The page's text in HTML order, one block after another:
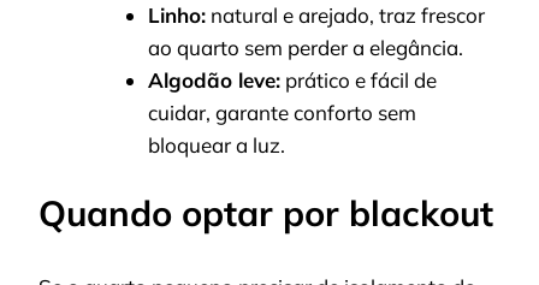
Linho: natural e arejado, traz frescor
ao quarto sem perder a elegância.
Algodão leve: prático e fácil de
cuidar, garante conforto sem
bloquear a luz.
Quando optar por blackout